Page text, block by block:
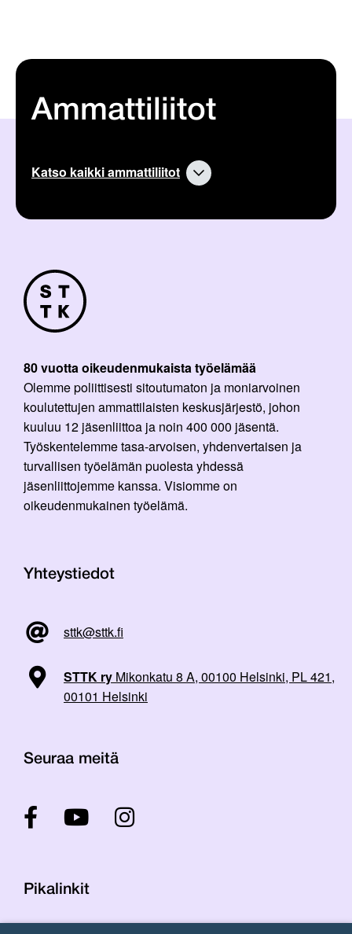
Ammattiliitot
Katso kaikki ammattiliitot
80 vuotta oikeudenmukaista työelämää
Olemme poliittisesti sitoutumaton ja moniarvoinen
koulutettujen ammattilaisten keskusjärjestö, johon
kuuluu 12 jäsenliittoa ja noin 400 000 jäsentä.
Työskentelemme tasa-arvoisen, yhdenvertaisen ja
turvallisen työelämän puolesta yhdessä
jäsenliittojemme kanssa. Visiomme on
oikeudenmukainen työelämä.
Yhteystiedot
sttk@sttk.fi
STTK ry Mikonkatu 8 A, 00100 Helsinki, PL 421,
00101 Helsinki
Seuraa meitä
Pikalinkit